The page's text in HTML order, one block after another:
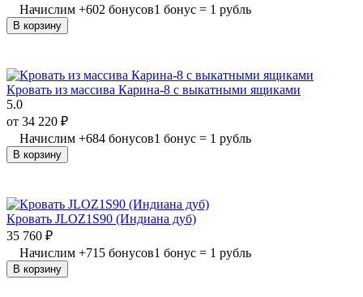
Начислим +602 бонусов1 бонус = 1 рубль
В корзину
Кровать из массива Карина-8 с выкатными ящиками
5.0
от 34 220 ₽
Начислим +684 бонусов1 бонус = 1 рубль
В корзину
Кровать JLOZ1S90 (Индиана дуб)
35 760 ₽
Начислим +715 бонусов1 бонус = 1 рубль
В корзину